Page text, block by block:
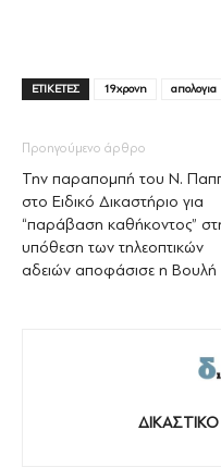
ΕΤΙΚΕΤΕΣ 19χρονη απολογια
Προηγούμενο άρθρο
Την παραπομπή του Ν.
στο Ειδικό Δικαστήριο για
“παράβαση καθήκοντος”
υπόθεση των τηλεοπτικών
αδειών αποφάσισε η Βουλή